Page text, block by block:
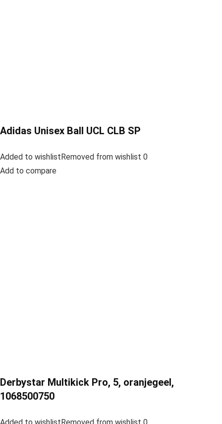
Adidas Unisex Ball UCL CLB SP
Added to wishlistRemoved from wishlist 0
Add to compare
Derbystar Multikick Pro, 5, oranjegeel,
1068500750